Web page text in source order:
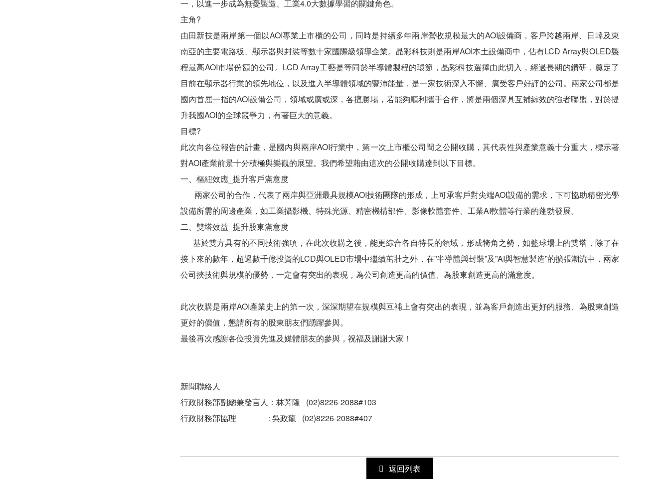
一，以進一步成為無憂製造、工業4.0大數據學習的關鍵角色。
主角?
由田新技是兩岸第一個以AOI專業上市櫃的公司，同時是持續多年兩岸營收規模最大的AOI設備商，客戶跨越兩岸、日韓及東
南亞的主要電路板、顯示器與封裝等數十家國際級領導企業。晶彩科技則是兩岸AOI本土設備商中，佔有LCD Array與OLED製
程最高AOI市場份額的公司。LCD Array工藝是等同於半導體製程的環節，晶彩科技選擇由此切入，經過長期的鑽研，奠定了
目前在顯示器行業的領先地位，以及進入半導體領域的豐沛能量，是一家技術深入不懈、廣受客戶好評的公司。兩家公司都是
國內首屈一指的AOI設備公司，領域或廣或深，各擅勝場，若能夠順利攜手合作，將是兩個深具互補綜效的強者聯盟，對於提
升我國AOI的全球競爭力，有著巨大的意義。
目標?
此次向各位報告的計畫，是國內與兩岸AOI行業中，第一次上市櫃公司間之公開收購，其代表性與產業意義十分重大，標示著
對AOI產業前景十分積極與樂觀的展望。我們希望藉由這次的公開收購達到以下目標。
一、樞紐效應_提升客戶滿意度
兩家公司的合作，代表了兩岸與亞洲最具規模AOI技術團隊的形成，上可承客戶對尖端AOI設備的需求，下可協助精密光學
設備所需的周邊產業，如工業攝影機、特殊光源、精密機構部件、影像軟體套件、工業AI軟體等行業的蓬勃發展。
二、雙塔效益_提升股東滿意度
基於雙方具有的不同技術強項，在此次收購之後，能更綜合各自特長的領域，形成犄角之勢，如籃球場上的雙塔，除了在
接下來的數年，超過數千億投資的LCD與OLED市場中繼續茁壯之外，在”半導體與封裝”及”AI與智慧製造”的擴張潮流中，兩家
公司挾技術與規模的優勢，一定會有突出的表現，為公司創造更高的價值、為股東創造更高的滿意度。
此次收購是兩岸AOI產業史上的第一次，深深期望在規模與互補上會有突出的表現，並為客戶創造出更好的服務、為股東創造
更好的價值，懇請所有的股東朋友們踴躍參與。
最後再次感謝各位投資先進及媒體朋友的參與，祝福及謝謝大家！
新聞聯絡人
行政財務部副總兼發言人：林芳隆 (02)8226-2088#103
行政財務部協理 : 吳政龍 (02)8226-2088#407
返回列表